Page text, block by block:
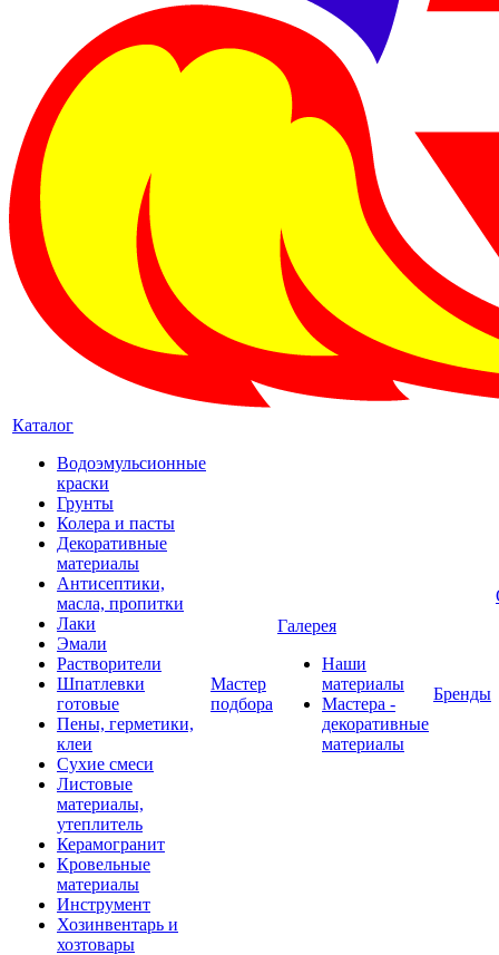
Каталог
Водоэмульсионные
краски
Грунты
Колера и пасты
Декоративные
материалы
Антисептики,
масла, пропитки
Лаки
Эмали
Растворители
Шпатлевки
готовые
Пены, герметики,
клеи
Сухие смеси
Листовые
материалы,
утеплитель
Керамогранит
Кровельные
материалы
Инструмент
Хозинвентарь и
хозтовары
Мастер
подбора
Галерея
Наши
материалы
Мастера -
декоративные
материалы
Бренды